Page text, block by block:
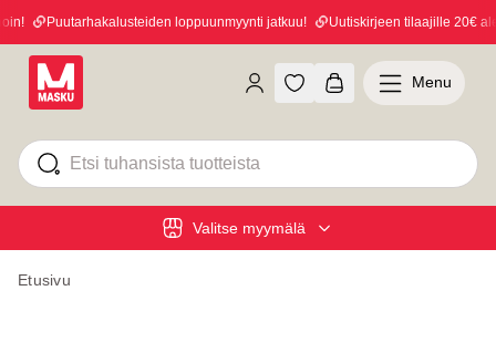
Puutarhakalusteiden loppuunmyynti jatkuu! Uutiskirjeen tilaajille 20€
Valitse myymälä
Menu
Etusivu